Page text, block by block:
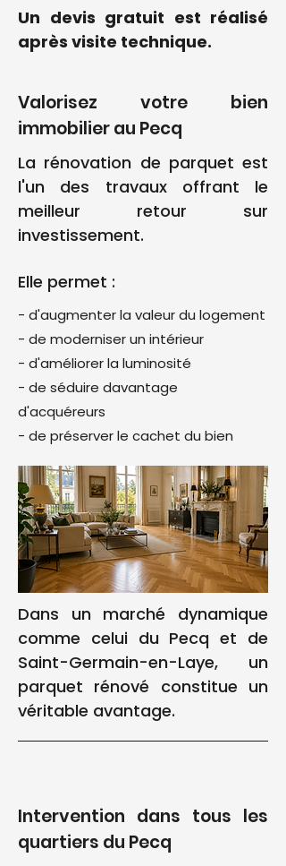
Un devis gratuit est réalisé
après visite technique.
Valorisez votre bien
immobilier au Pecq
La rénovation de parquet est
l'un des travaux offrant le
meilleur retour sur
investissement.
Elle permet :
- d'augmenter la valeur du logement
- de moderniser un intérieur
- d'améliorer la luminosité
- de séduire davantage
d'acquéreurs
- de préserver le cachet du bien
Dans un marché dynamique
comme celui du Pecq et de
Saint-Germain-en-Laye, un
parquet rénové constitue un
véritable avantage.
Intervention dans tous les
quartiers du Pecq